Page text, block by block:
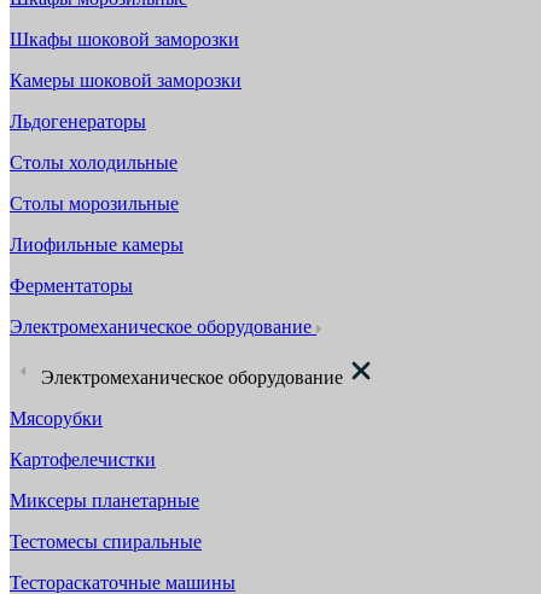
Шкафы шоковой заморозки
Камеры шоковой заморозки
Льдогенераторы
Столы холодильные
Столы морозильные
Лиофильные камеры
Ферментаторы
Электромеханическое оборудование
Электромеханическое оборудование
Мясорубки
Картофелечистки
Миксеры планетарные
Тестомесы спиральные
Тестораскаточные машины